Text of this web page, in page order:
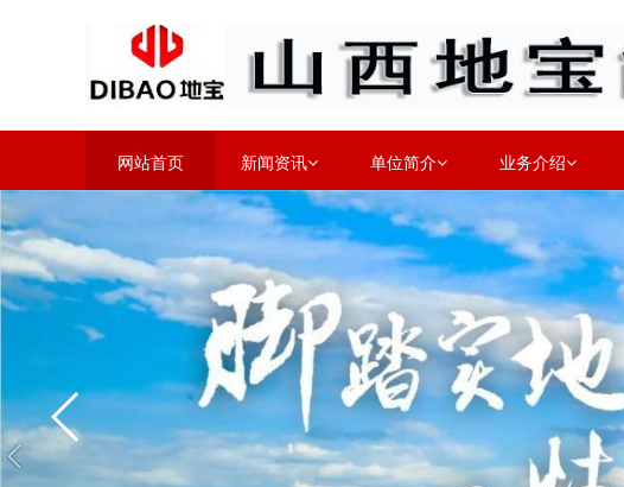
网站首页 新闻资讯 单位简介 业务介绍